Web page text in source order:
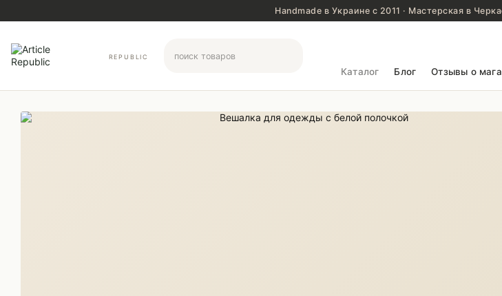
Handmade в Украине с 2011 · Мастерская в
REPUBLIC
Каталог Блог Отзывы о